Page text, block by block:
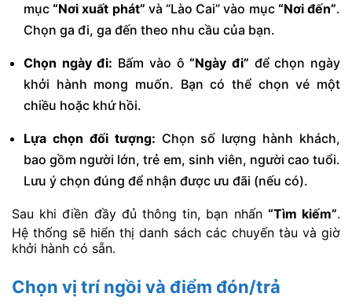
mục“Nơi xuất phát” và “Lào Cai” vào mục “Nơi đến”.
Chọn ga đi, ga đến theo nhu cầu của bạn.
Chọn ngày đi: Bấm vào ô“Ngày đi” để chọn ngày
khởi hành mong muốn. Bạn có thể chọn vé một
chiều hoặc khứ hồi.
Lựa chọn đối tượng: Chọn số lượng hành khách,
bao gồm người lớn, trẻ em, sinh viên, người cao tuổi.
Lưu ý chọn đúng để nhận được ưu đãi (nếu có).
Sau khi điền đầy đủ thông tin, bạn nhấn “Tìm kiếm”.
Hệ thống sẽ hiển thị danh sách các chuyến tàu và giờ
khởi hành có sẵn.
Chọn vị trí ngồi và điểm đón/trả